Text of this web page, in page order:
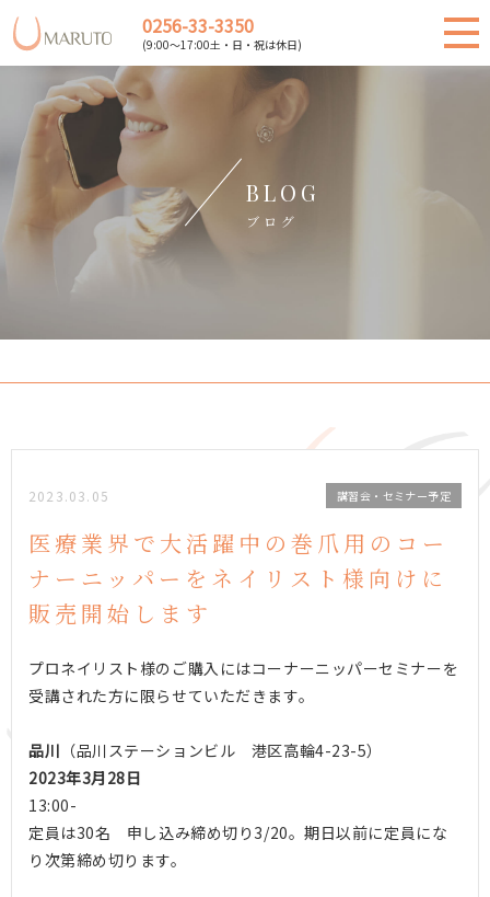
0256-33-3350
(9:00～17:00土・日・祝は休日)
BLOG
ブログ
2023.03.05 講習会・セミナー予定
医療業界で大活躍中の巻爪用のコー
ナーニッパーをネイリスト様向けに
販売開始します
プロネイリスト様のご購入にはコーナーニッパーセミナーを
受講された方に限らせていただきます。
品川 （品川ステーションビル 港区高輪4-23-5）
2023年3月28日
13:00-
定員は30名 申し込み締め切り3/20。期日以前に定員にな
り次第締め切ります。